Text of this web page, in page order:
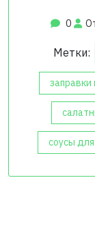
0
Метки:
заправки
соусы